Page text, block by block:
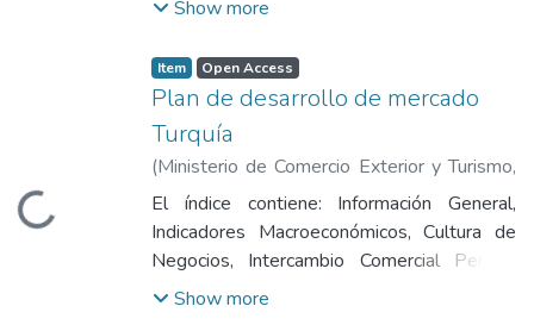
y Transporte de Mercaderías,Canales de
Comercialización, Tendencias del
Consumidor y Características del Mercado,
Priorización de Productos, Oportunidades
Comerciales para Productos Peruanos, Plan
de Acción, Principales Ferias en Alemania y
Fuentes de Información.
Show more
Item Open Access
Plan de desarrollo de mercado
Turquía
(Ministerio de Comercio Exterior y Turismo,
2016)Ministerio de Comercio Exterior y
Turismo
El índice contiene: Información General,
Indicadores Macroeconómicos, Cultura de
Negocios, Intercambio Comercial Perú -
Turquía, Acuerdos Comerciales y
Show more